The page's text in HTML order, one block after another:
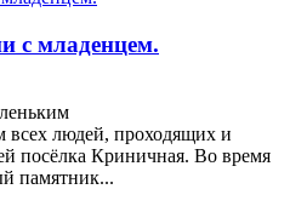
с младенцем.
людей, проходящих и
посёлка Криничная. Во время
памятник...